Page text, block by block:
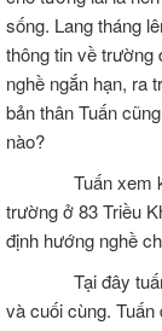
sống. Lang tháng
thông tin về trường
nghề ngắn hạn, ra
bản thân Tuấn
nào?
Tuấn xem kĩ
trường ở 83 Triều
định hướng nghề
Tại đây tuấn
và cuối cùng.